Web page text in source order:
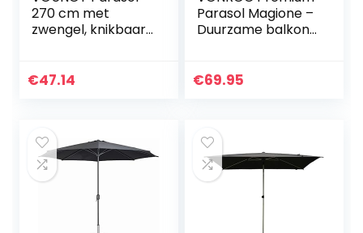
270 cm met
zwengel, knikbaar,
balkonscherm,
€47.14
Parasol Magione –
Duurzame balkon
werend doek –
€69.95